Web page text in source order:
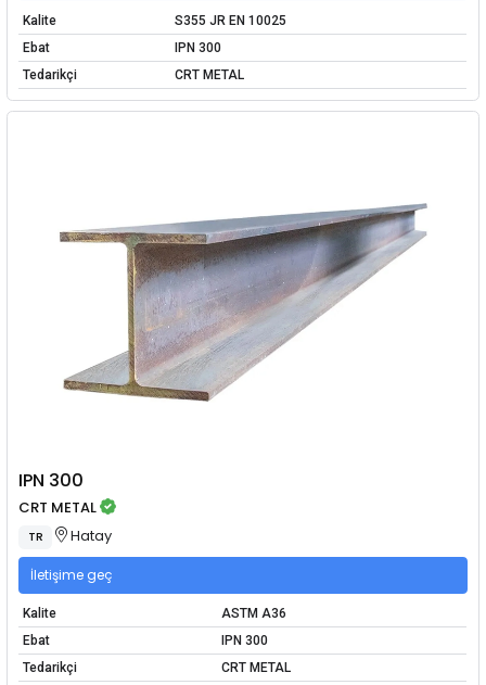
Kalite
S355 JR EN 10025
Ebat
IPN 300
Tedarikçi
CRT METAL
IPN 300
CRT METAL
TR Hatay
İletişime geç
Kalite
ASTM A36
Ebat
IPN 300
Tedarikçi
CRT METAL